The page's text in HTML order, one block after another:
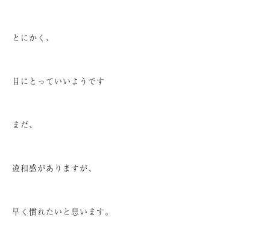
とにかく、
目にとっていいようです
まだ、
違和感がありますが、
早く慣れたいと思います。